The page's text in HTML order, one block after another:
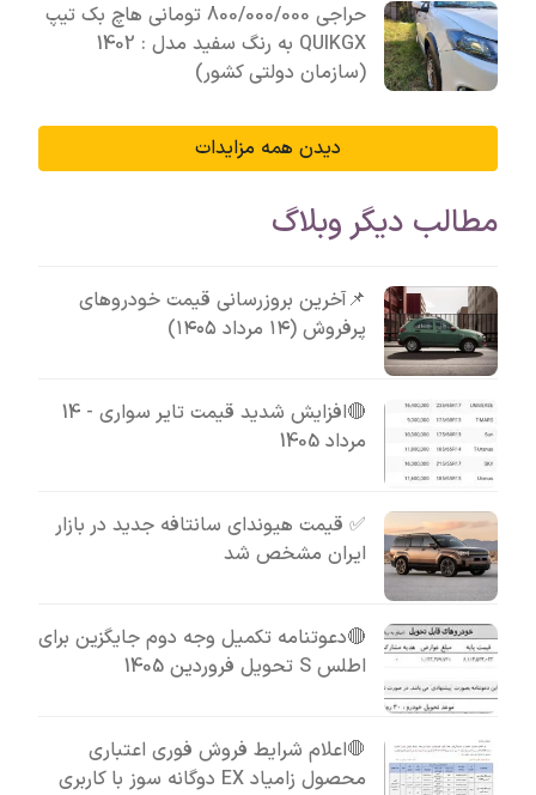
حراجی 800/000/000 تومانی ھاچ بک تیپ
QUIKGX به رنگ سفید مدل : 1402
(سازمان دولتی کشور)
دیدن همه مزایدات
مطالب دیگر وبلاگ
📌آخرین بروزرسانی قیمت خودروهای
پرفروش (۱۴ مرداد ۱۴۰۵)
🔴افزایش شدید قیمت تایر سواری - 14
مرداد 1405
✅ قیمت هیوندای سانتافه جدید در بازار
ایران مشخص شد
🔴دعوتنامه تکمیل وجه دوم جایگزین برای
اطلس S تحویل فروردین 1405
🛑اعلام شرایط فروش فوری اعتباری
محصول زامیاد EX دوگانه سوز با کاربری